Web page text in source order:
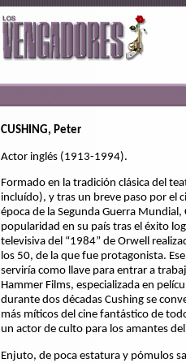
CUSHING, Peter
Actor inglés (1913-1994).
Formado en la tradición clásica del
incluído), y tras un breve paso por el
época de la Segunda Guerra
popularidad en su país tras el éxito
televisiva del “1984” de Orwell
los 50, de la que fue protagonista.
serviría como llave para entrar a
Hammer Films, especializada en
durante dos décadas Cushing se
más míticos del cine fantástico de
un actor de culto para los amantes
Enjuto, de poca estatura y pómulos